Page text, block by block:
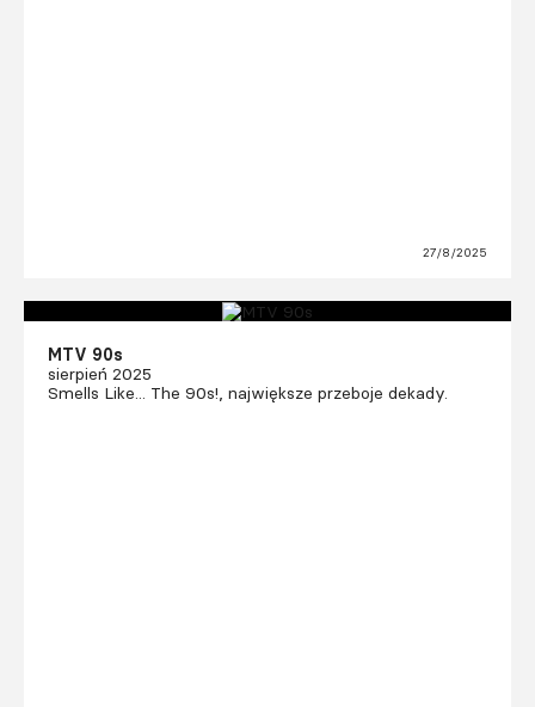
27/8/2025
MTV 90s
sierpień 2025
Smells Like... The 90s!, największe przeboje dekady.